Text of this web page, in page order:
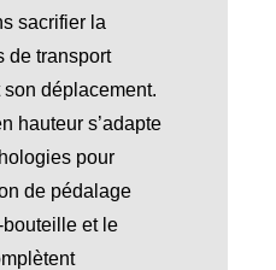
sacrifier la
de transport
déplacement.
hauteur s’adapte
pour
de pédalage
et le